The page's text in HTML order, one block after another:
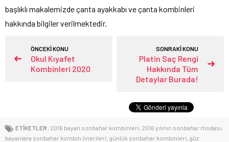
başlıklı makalemizde çanta ayakkabı ve çanta kombinleri
hakkında bilgiler verilmektedir.
ÖNCEKİ KONU
Okul Kıyafet
Kombinleri 2020
SONRAKİ KONU
Platin Saç Rengi
Hakkında Tüm
Detaylar Burada!
ETİKETLER: 2016 bayan sonbahar kombinleri 2016 yılının sonbahar modası
bayanlara sonbahar kombin önerileri günlük sonbahar kombinleri güz